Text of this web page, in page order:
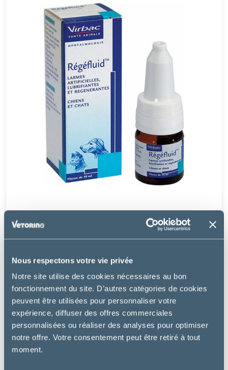
Nous respectons votre vie privée
Notre site utilise des cookies nécessaires au bon
fonctionnement du site. D’autres catégories de cookies
peuvent être utilisées pour personnaliser votre
expérience, diffuser des offres commerciales
personnalisées ou réaliser des analyses pour optimiser
notre offre. Votre consentement peut être retiré à tout
moment.
REGEFLUID GEL OCULAIRE
17.99 €